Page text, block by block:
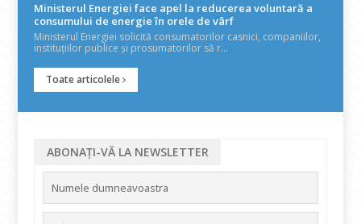
Ministerul Energiei face apel la reducerea voluntară a
consumului de energie în orele de vârf
Ministerul Energiei solicită consumatorilor casnici, companiilor,
instituțiilor publice și prosumatorilor să r...
Toate articolele
ABONAȚI-VĂ LA NEWSLETTER